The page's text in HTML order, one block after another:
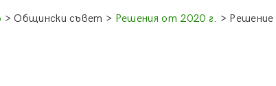
> Общински съвет > Решения от 2020 г. > Решение